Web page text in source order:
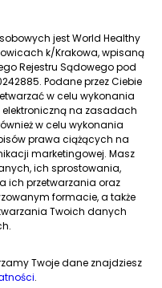
jest World Healthy
k/Krakowa, wpisaną
Rejestru Sądowego pod
Podane przez Ciebie
w celu wykonania
na zasadach
w celu wykonania
prawa ciążących na
marketingowej. Masz
ich sprostowania,
ich przetwarzania oraz
formacie, a także
Twoich danych
Twoje dane znajdziesz
.